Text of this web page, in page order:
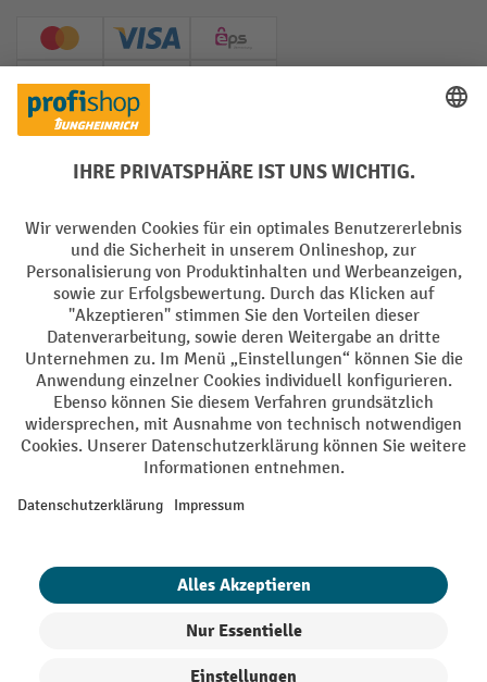
Creditcard (Master)Creditcard (Visa)
EPS
PayPal
Soziale Netzwerke
Impressum Datenschutz
Barrierefreiheit Privacy Settings
Alle Preise exkl. gesetzl. Mehrwertsteuer zzgl.Versandkostenund ggf.
Nachnahmegebühren, wenn nicht anders angegeben.
¹ Der Rabatt gilt so lange der Vorrat reicht. Der Rabatt gilt nicht auf
oder Gutscheinen ist nicht möglich. | ² Der Rabatt wird einmalig bei
eingelöst werden. Die Höhe des Rabatts variiert je nach
Produktkategorie und beträgt bis zu 10 % (10 % auf Lager, Umwelt,
Heben | 7% auf Büro). Ausgenommen sind Elektro-Hubwagen,